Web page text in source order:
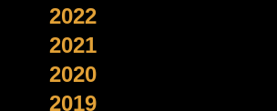
2022
2021
2020
2019